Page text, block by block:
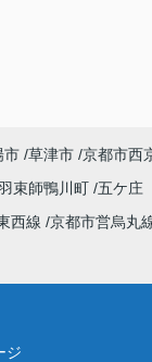
市 草津市 京都市西
束師鴨川町 五ケ庄
西線 京都市営烏丸
ジ